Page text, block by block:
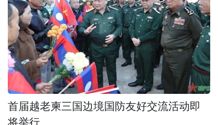
首届越老柬三国边境国防友好交流活动即
将举行